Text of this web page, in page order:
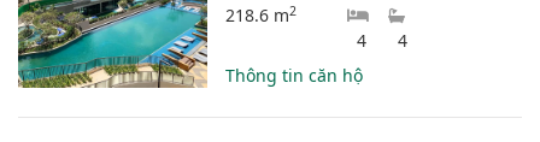
218.6 m2
4
4
Thông tin căn hộ